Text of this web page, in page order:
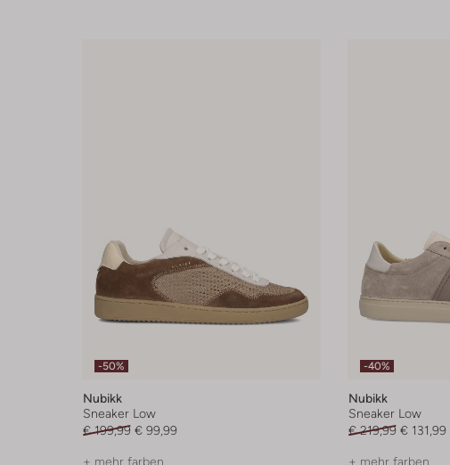
-50%
Nubikk
Sneaker Low
€ 199,99 € 99,99
+ mehr farben
-40%
Nubikk
Sneaker Low
€ 219,99 € 131,99
+ mehr farben